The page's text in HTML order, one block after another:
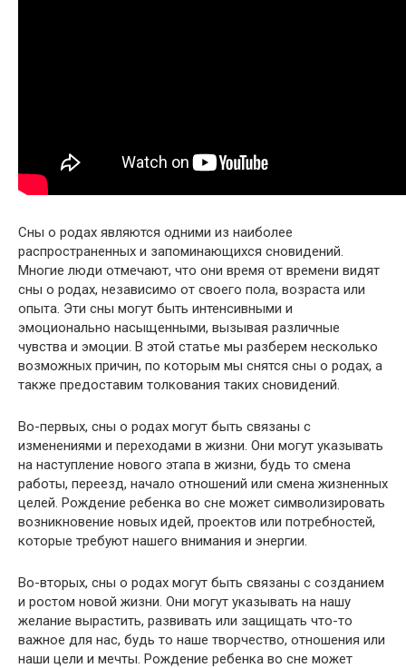
Сны о родах являются одними из наиболее
распространенных и запоминающихся сновидений.
Многие люди отмечают, что они время от времени видят
сны о родах, независимо от своего пола, возраста или
опыта. Эти сны могут быть интенсивными и
эмоционально насыщенными, вызывая различные
чувства и эмоции. В этой статье мы разберем несколько
возможных причин, по которым мы снятся сны о родах, а
также предоставим толкования таких сновидений.
Во-первых, сны о родах могут быть связаны с
изменениями и переходами в жизни. Они могут указывать
на наступление нового этапа в жизни, будь то смена
работы, переезд, начало отношений или смена жизненных
целей. Рождение ребенка во сне может символизировать
возникновение новых идей, проектов или потребностей,
которые требуют нашего внимания и энергии.
Во-вторых, сны о родах могут быть связаны с созданием
и ростом новой жизни. Они могут указывать на нашу
желание вырастить, развивать или защищать что-то
важное для нас, будь то наше творчество, отношения или
наши цели и мечты. Рождение ребенка во сне может